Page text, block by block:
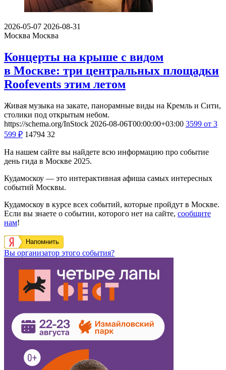
2026-05-07 2026-08-31
Москва Москва
Концерты на крыше с видом
в Москве: три центральных площадки
Roofevents этим летом
Живая музыка на закате, панорамные виды на Кремль и Сити,
столики под открытым небом.
https://schema.org/InStock 2026-08-06T00:00:00+03:00 3599 от 3
599 ₽ 14794 32
На нашем сайте вы найдете всю информацию про событие
день гида в Москве 2025.
Кудамоскоу — это интерактивная афиша самых интересных
событий Москвы.
Кудамоскоу в курсе всех событий, которые пройдут в Москве.
Если вы знаете о событии, которого нет на сайте, сообщите
нам!
Напомнить
Вы организатор этого события?